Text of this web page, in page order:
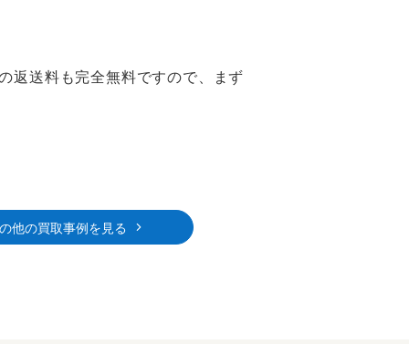
返送料も完全無料ですので、まず
他の買取事例を見る